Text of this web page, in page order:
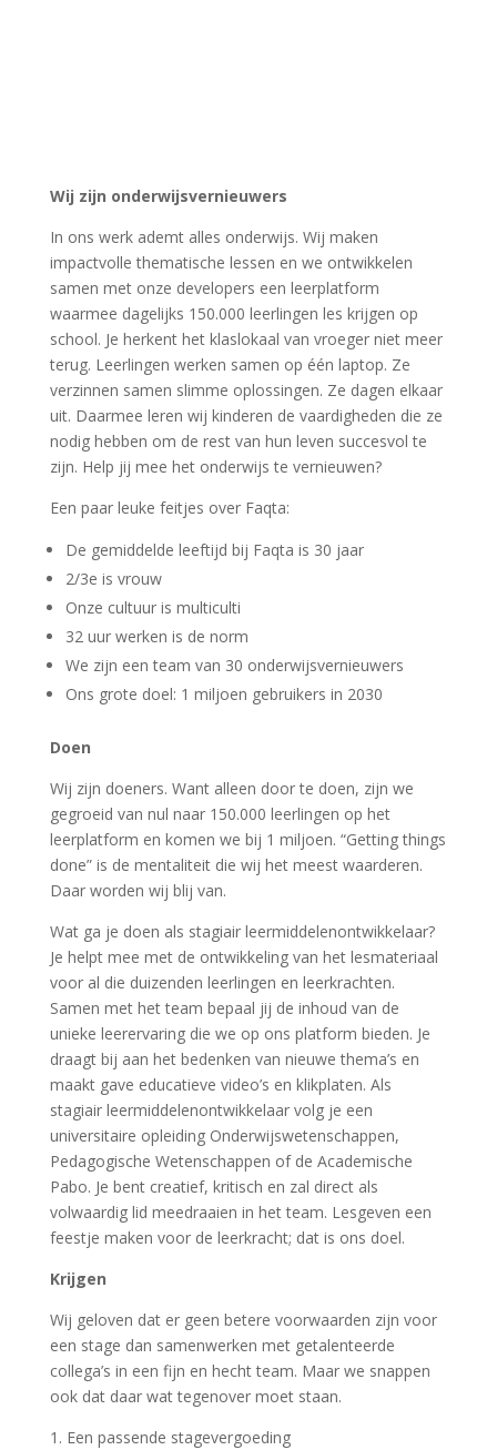
Wij zijn onderwijsvernieuwers
In ons werk ademt alles onderwijs. Wij maken
impactvolle thematische lessen en we ontwikkelen
samen met onze developers een leerplatform
waarmee dagelijks 150.000 leerlingen les krijgen op
school. Je herkent het klaslokaal van vroeger niet meer
terug. Leerlingen werken samen op één laptop. Ze
verzinnen samen slimme oplossingen. Ze dagen elkaar
uit. Daarmee leren wij kinderen de vaardigheden die ze
nodig hebben om de rest van hun leven succesvol te
zijn. Help jij mee het onderwijs te vernieuwen?
Een paar leuke feitjes over Faqta:
De gemiddelde leeftijd bij Faqta is 30 jaar
2/3e is vrouw
Onze cultuur is multiculti
32 uur werken is de norm
We zijn een team van 30 onderwijsvernieuwers
Ons grote doel: 1 miljoen gebruikers in 2030
Doen
Wij zijn doeners. Want alleen door te doen, zijn we
gegroeid van nul naar 150.000 leerlingen op het
leerplatform en komen we bij 1 miljoen. “Getting things
done” is de mentaliteit die wij het meest waarderen.
Daar worden wij blij van.
Wat ga je doen als stagiair leermiddelenontwikkelaar?
Je helpt mee met de ontwikkeling van het lesmateriaal
voor al die duizenden leerlingen en leerkrachten.
Samen met het team bepaal jij de inhoud van de
unieke leerervaring die we op ons platform bieden. Je
draagt bij aan het bedenken van nieuwe thema’s en
maakt gave educatieve video’s en klikplaten. Als
stagiair leermiddelenontwikkelaar volg je een
universitaire opleiding Onderwijswetenschappen,
Pedagogische Wetenschappen of de Academische
Pabo. Je bent creatief, kritisch en zal direct als
volwaardig lid meedraaien in het team. Lesgeven een
feestje maken voor de leerkracht; dat is ons doel.
Krijgen
Wij geloven dat er geen betere voorwaarden zijn voor
een stage dan samenwerken met getalenteerde
collega’s in een fijn en hecht team. Maar we snappen
ook dat daar wat tegenover moet staan.
1. Een passende stagevergoeding